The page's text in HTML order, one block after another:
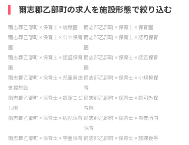
爾志郡乙部町の求人を施設形態で絞り込む
爾志郡乙部町 × 保育士 × 幼稚園
爾志郡乙部町 × 保育士 × 保育園
爾志郡乙部町 × 保育士 × 公立保育
園
爾志郡乙部町 × 保育士 × 認可保育
園
爾志郡乙部町 × 保育士 × 認証保育
園
爾志郡乙部町 × 保育士 × 認定保育
園
爾志郡乙部町 × 保育士 × 児童発達
支援施設
爾志郡乙部町 × 保育士 × 小規模保
育
爾志郡乙部町 × 保育士 × 認定こど
も園
爾志郡乙部町 × 保育士 × 認可外保
育園
爾志郡乙部町 × 保育士 × 病児保育 爾志郡乙部町 × 保育士 × 事業所内
保育
爾志郡乙部町 × 保育士 × 学童保育 爾志郡乙部町 × 保育士 × 放課後等